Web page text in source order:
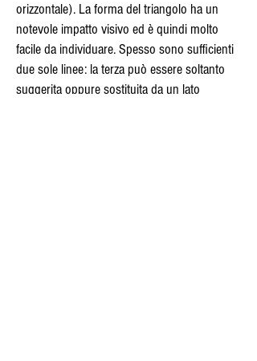
orizzontale). La forma del triangolo ha un
notevole impatto visivo ed è quindi molto
facile da individuare. Spesso sono sufficienti
due sole linee: la terza può essere soltanto
suggerita oppure sostituita da un lato